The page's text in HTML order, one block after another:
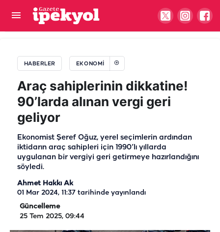
HABERLER EKONOMI
Araç sahiplerinin dikkatine!
90’larda alınan vergi geri
geliyor
Ekonomist Şeref Oğuz, yerel seçimlerin ardından
iktidarın araç sahipleri için 1990’lı yıllarda
uygulanan bir vergiyi geri getirmeye hazırlandığını
söyledi.
Ahmet Hakkı Ak
01 Mar 2024, 11:37 tarihinde yayınlandı
Güncelleme
25 Tem 2025, 09:44
Orta Doğu’da gerilim arttı: Altın fiyatları sert